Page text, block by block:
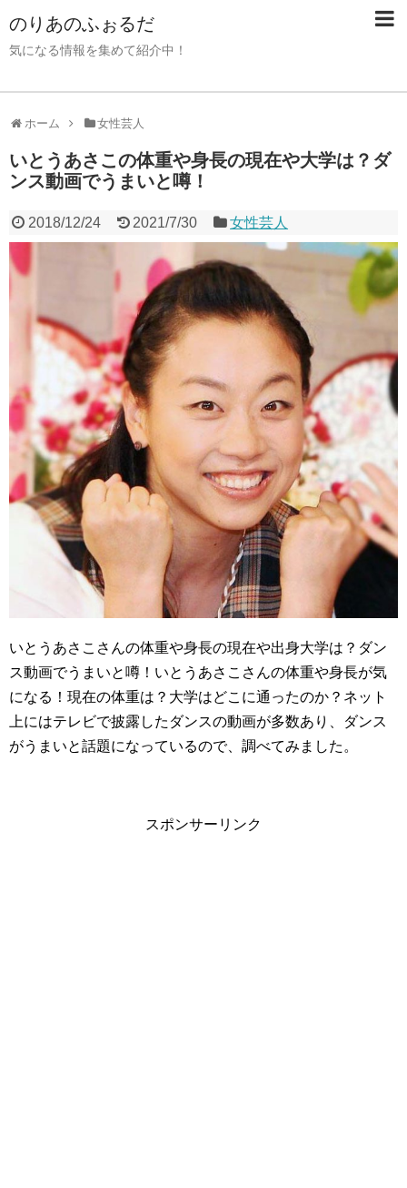
のりあのふぉるだ
気になる情報を集めて紹介中！
ホーム 女性芸人
いとうあさこの体重や身長の現在や大学は？ダ
ンス動画でうまいと噂！
2018/12/24 2021/7/30 女性芸人
いとうあさこさんの体重や身長の現在や出身大学は？ダン
ス動画でうまいと噂！いとうあさこさんの体重や身長が気
になる！現在の体重は？大学はどこに通ったのか？ネット
上にはテレビで披露したダンスの動画が多数あり、ダンス
がうまいと話題になっているので、調べてみました。
スポンサーリンク